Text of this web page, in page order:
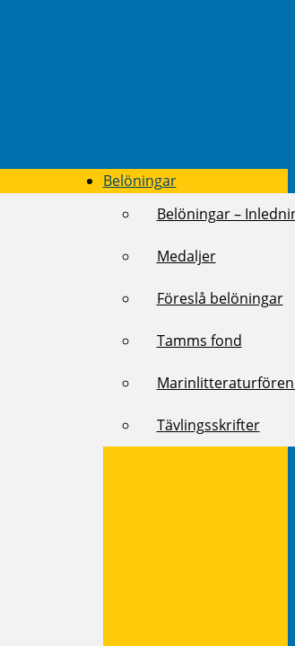
Belöningar
Belöningar –
Medaljer
Föreslå belöningar
Tamms fond
Tävlingsskrifter